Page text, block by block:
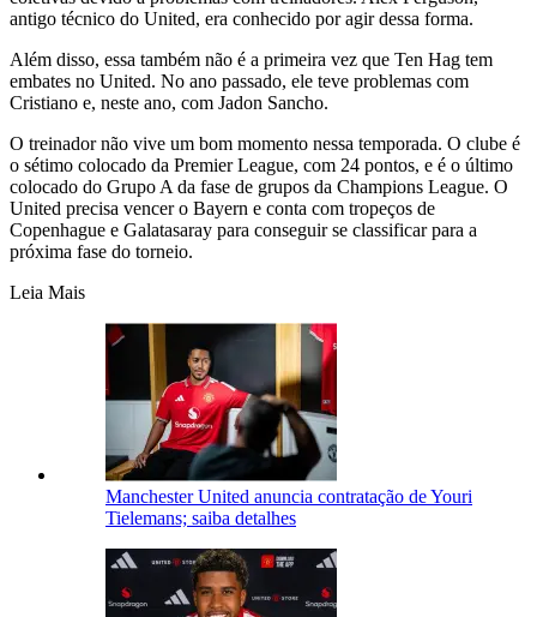
antigo técnico do United, era conhecido por agir dessa forma.
Além disso, essa também não é a primeira vez que Ten Hag tem
embates no United. No ano passado, ele teve problemas com
Cristiano e, neste ano, com Jadon Sancho.
O treinador não vive um bom momento nessa temporada. O clube é
o sétimo colocado da Premier League, com 24 pontos, e é o último
colocado do Grupo A da fase de grupos da Champions League. O
United precisa vencer o Bayern e conta com tropeços de
Copenhague e Galatasaray para conseguir se classificar para a
próxima fase do torneio.
Leia Mais
Manchester United anuncia contratação de Youri
Tielemans; saiba detalhes